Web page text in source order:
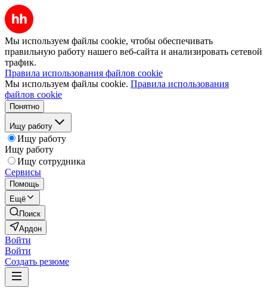
Мы используем файлы cookie, чтобы обеспечивать
правильную работу нашего веб-сайта и анализировать сетевой
трафик.
Правила использования файлов cookie
Мы используем файлы cookie. Правила использования
файлов cookie
Понятно
Ищу работу
Ищу работу
Ищу работу
Ищу сотрудника
Сервисы
Помощь
Ещё
Поиск
Ардон
Войти
Войти
Создать резюме